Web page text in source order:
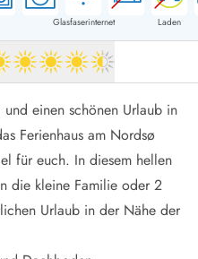
Glasfaserinternet Laden
4.5 von 5
einen schönen Urlaub in
Ferienhaus am Nordsø
für euch. In diesem hellen
die kleine Familie oder 2
Urlaub in der Nähe der